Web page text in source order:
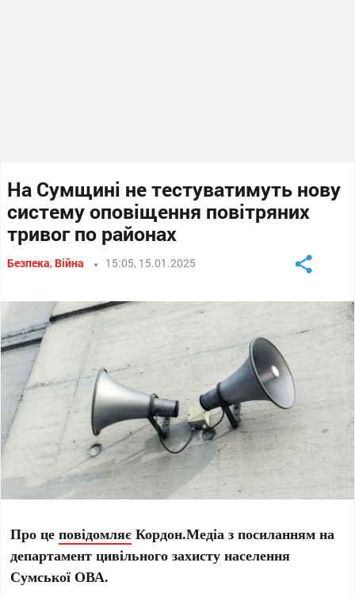
На Сумщині не тестуватимуть нову
систему оповіщення повітряних
тривог по районах
Безпека, Війна 15:05, 15.01.2025
Про цеповідомляє Кордон.Медіа з посиланням на
департамент цивільного захисту населення
Сумської ОВА.